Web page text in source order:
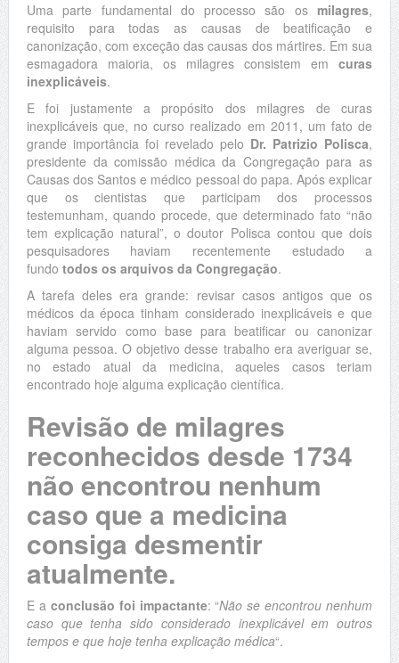
Uma parte fundamental do processo são os milagres,
requisito para todas as causas de beatificação e
canonização, com exceção das causas dos mártires. Em sua
esmagadora maioria, os milagres consistem emcuras
inexplicáveis.
E foi justamente a propósito dos milagres de curas
inexplicáveis que, no curso realizado em 2011, um fato de
grande importância foi revelado pelo Dr. Patrizio Polisca,
presidente da comissão médica da Congregação para as
Causas dos Santos e médico pessoal do papa. Após explicar
que os cientistas que participam dos processos
testemunham, quando procede, que determinado fato “não
tem explicação natural”, o doutor Polisca contou que dois
pesquisadores haviam recentemente estudado a
fundo todos os arquivos da Congregação.
A tarefa deles era grande: revisar casos antigos que os
médicos da época tinham considerado inexplicáveis e que
haviam servido como base para beatificar ou canonizar
alguma pessoa. O objetivo desse trabalho era averiguar se,
no estado atual da medicina, aqueles casos teriam
encontrado hoje alguma explicação científica.
Revisão de milagres
reconhecidos desde 1734
não encontrou nenhum
caso que a medicina
consiga desmentir
atualmente.
E a conclusão foi impactante: “Não se encontrou nenhum
caso que tenha sido considerado inexplicável em outros
tempos e que hoje tenha explicação médica“.